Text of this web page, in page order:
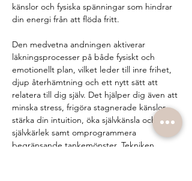
känslor och fysiska spänningar som hindrar
din energi från att flöda fritt.
Den medvetna andningen aktiverar
läkningsprocesser på både fysiskt och
emotionellt plan, vilket leder till inre frihet,
djup återhämtning och ett nytt sätt att
relatera till dig själv. Det hjälper dig även att
minska stress, frigöra stagnerade känslor,
stärka din intuition, öka självkänsla och
självkärlek samt omprogrammera
begränsande tankemönster. Tekniken